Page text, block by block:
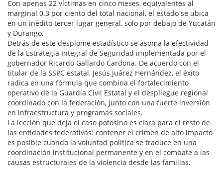
Con apenas 22 víctimas en cinco meses, equivalentes al
marginal 0.3 por ciento del total nacional, el estado se ubica
en un inédito tercer lugar general, solo por debajo de Yucatán
y Durango.
Detrás de este desplome estadístico se asoma la efectividad
de la Estrategia Integral de Seguridad implementada por el
gobernador Ricardo Gallardo Cardona. De acuerdo con el
titular de la SSPC estatal, Jesús Juárez Hernández, el éxito
radica en una fórmula que combina el fortalecimiento
operativo de la Guardia Civil Estatal y el despliegue regional
coordinado con la federación, junto con una fuerte inversión
en infraestructura y programas sociales.
La lección que deja el caso potosino es clara para el resto de
las entidades federativas: contener el crimen de alto impacto
es posible cuando la voluntad política se traduce en una
coordinación institucional permanente y en el combate a las
causas estructurales de la violencia desde las familias.